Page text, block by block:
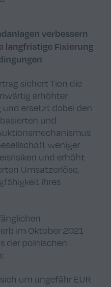
verbessern
langfristige Fixierung
sichert Tion die
erhöhter
ersetzt dabei den
und
weniger
und erhöht
Umsatzerlöse,
ihres
im Oktober 2021
der polnischen
um ungefähr EUR